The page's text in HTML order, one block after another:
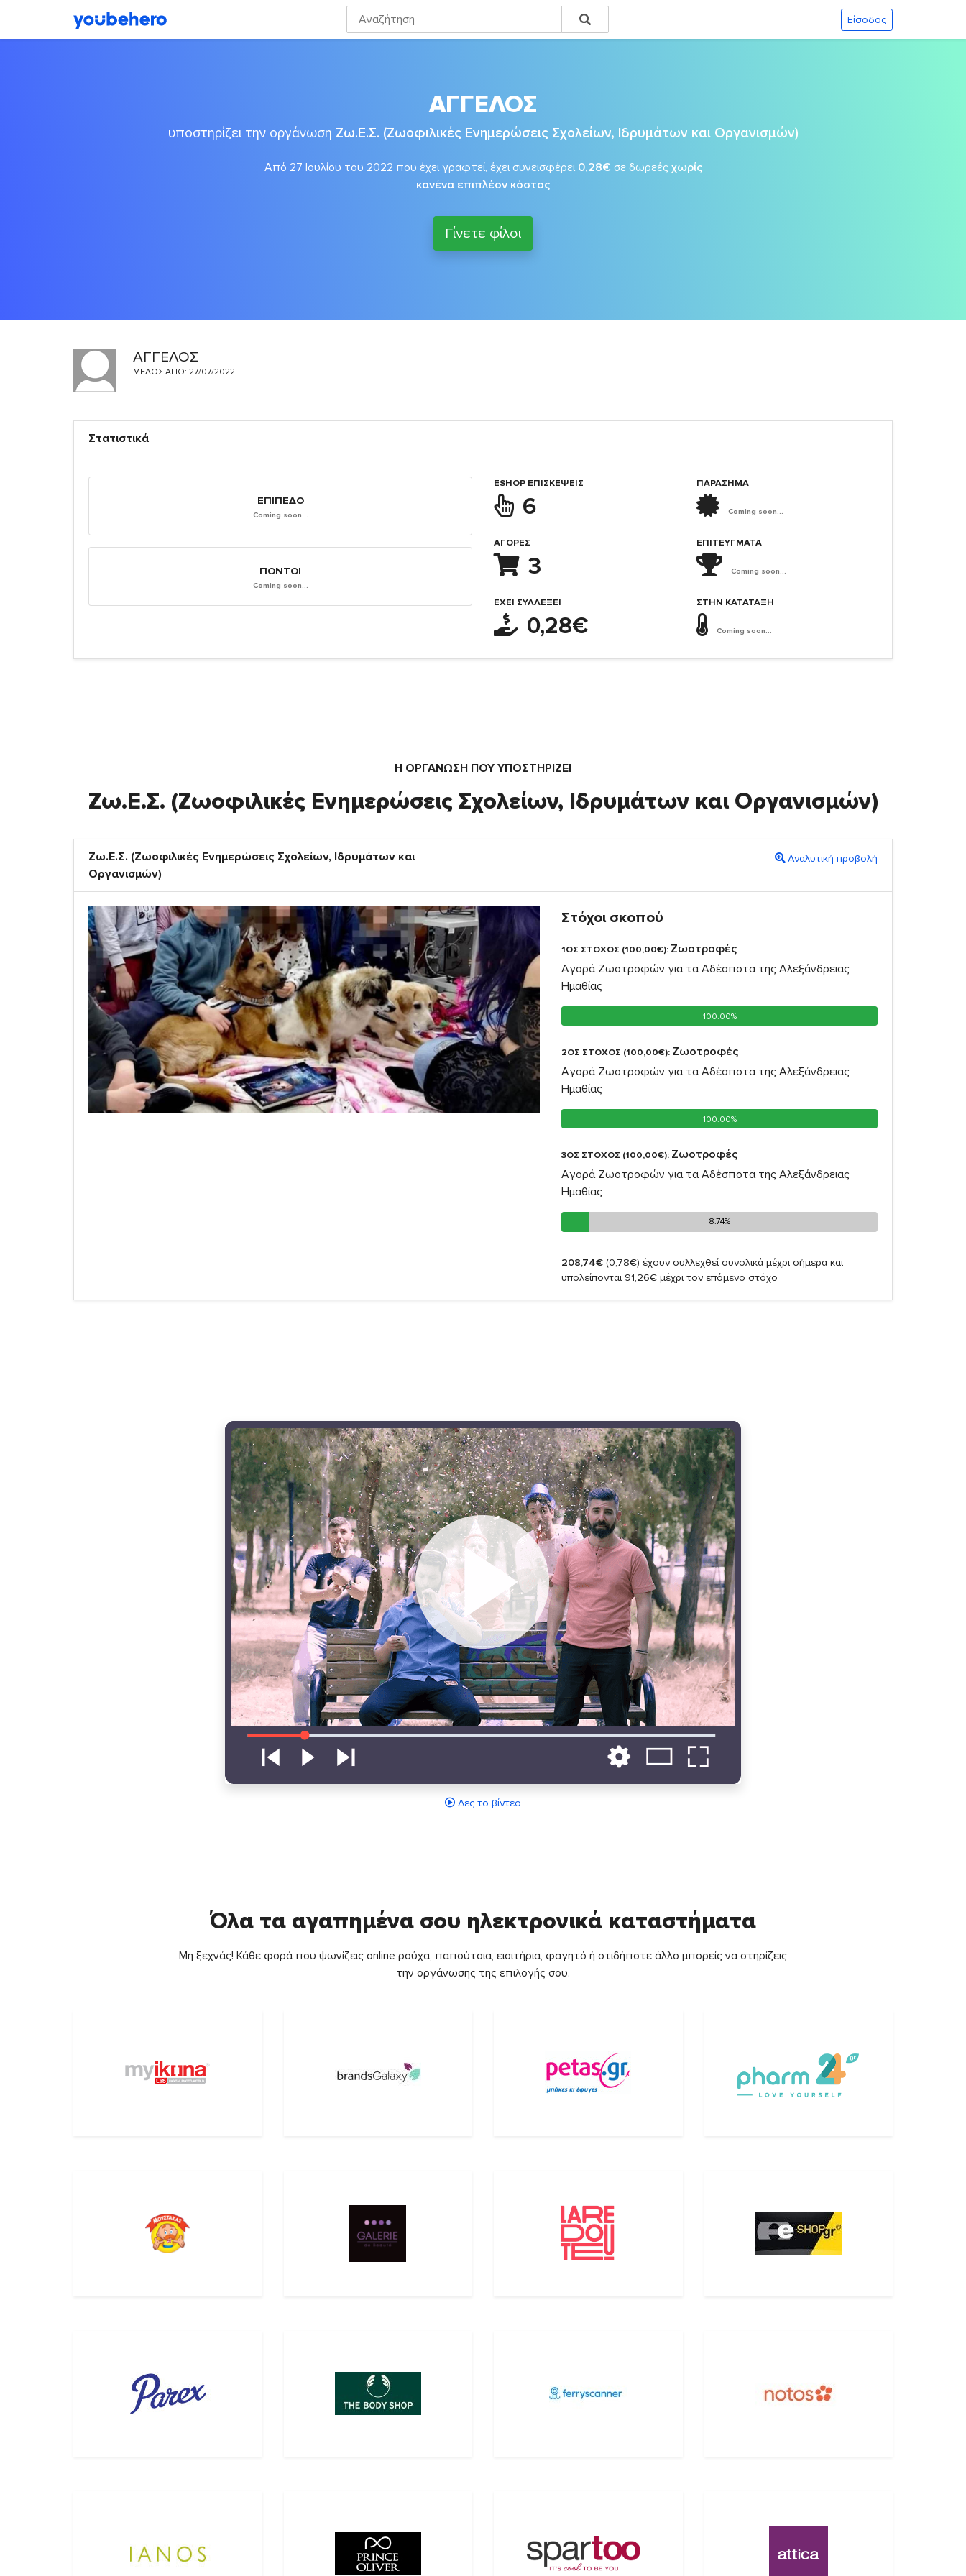
Είσοδος
ΑΓΓΕΛΟΣ
υποστηρίζει την οργάνωση Ζω.Ε.Σ. (Ζωοφιλικές Ενημερώσεις Σχολείων, Ιδρυμάτων και Οργανισμών)
Από 27 Ιουλίου του 2022 που έχει γραφτεί, έχει συνεισφέρει 0,28€ σε δωρεές χωρίς
κανένα επιπλέον κόστος
Γίνετε φίλοι
ΑΓΓΕΛΟΣ
ΜΈΛΟΣ ΑΠΌ: 27/07/2022
Στατιστικά
ΕΠΊΠΕΔΟ
Coming soon...
ΠΌΝΤΟΙ
Coming soon...
ESHOP ΕΠΙΣΚΈΨΕΙΣ
6
ΑΓΟΡΈΣ
3
ΈΧΕΙ ΣΥΛΛΈΞΕΙ
0,28€
ΠΑΡΑΣΗΜΑ
Coming soon...
ΕΠΙΤΕΎΓΜΑΤΑ
Coming soon...
ΣΤΗΝ ΚΑΤΆΤΑΞΗ
Coming soon...
Η ΟΡΓΆΝΩΣΗ ΠΟΥ ΥΠΟΣΤΗΡΙΖΕΙ
Ζω.Ε.Σ. (Ζωοφιλικές Ενημερώσεις Σχολείων, Ιδρυμάτων και Οργανισμών)
Ζω.Ε.Σ. (Ζωοφιλικές Ενημερώσεις Σχολείων, Ιδρυμάτων και
Οργανισμών)
Αναλυτική προβολή
Στόχοι σκοπού
1ΟΣ ΣΤΟΧΟΣ (100,00€): Ζωοτροφές
Αγορά Ζωοτροφών για τα Αδέσποτα της Αλεξάνδρειας
Ημαθίας
100.00%
100.00%
2ΟΣ ΣΤΟΧΟΣ (100,00€): Ζωοτροφές
Αγορά Ζωοτροφών για τα Αδέσποτα της Αλεξάνδρειας
Ημαθίας
100.00%
100.00%
3ΟΣ ΣΤΟΧΟΣ (100,00€): Ζωοτροφές
Αγορά Ζωοτροφών για τα Αδέσποτα της Αλεξάνδρειας
Ημαθίας
8.74%
8.74%
208,74€ (0,78€) έχουν συλλεχθεί συνολικά μέχρι σήμερα και
υπολείπονται 91,26€ μέχρι τον επόμενο στόχο
Δες το βίντεο
Όλα τα αγαπημένα σου ηλεκτρονικά καταστήματα
Μη ξεχνάς! Κάθε φορά που ψωνίζεις online ρούχα, παπούτσια, εισιτήρια, φαγητό ή οτιδήποτε άλλο μπορείς να στηρίζεις
την οργάνωσης της επιλογής σου.